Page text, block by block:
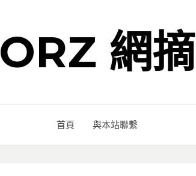
ORZ 網摘
首頁 與本站聯繫